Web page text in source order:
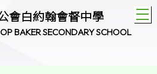
會白約翰會督中學
BAKER SECONDARY SCHOOL